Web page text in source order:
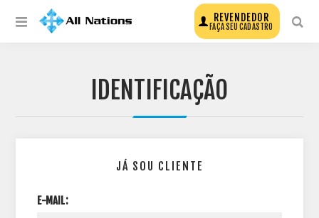
REVENDEDOR
FAÇA SEU CADASTRO
IDENTIFICAÇÃO
JÁ SOU CLIENTE
E-MAIL: